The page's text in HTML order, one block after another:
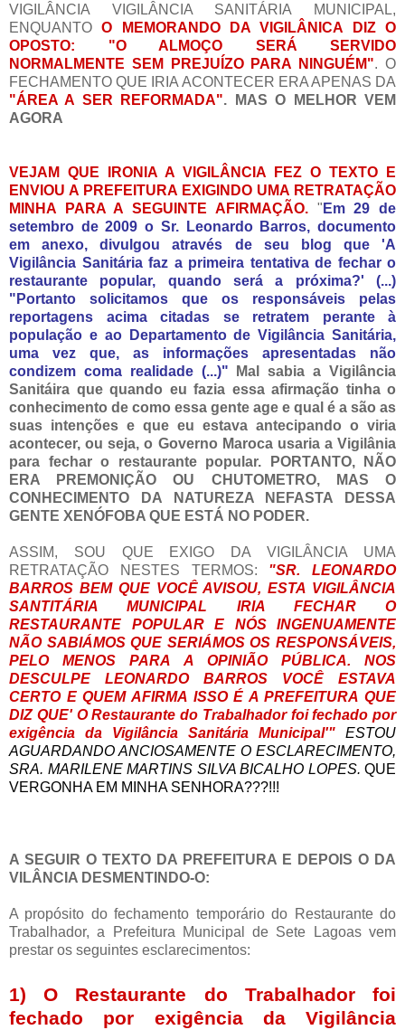
VIGILÂNCIA VIGILÂNCIA SANITÁRIA MUNICIPAL,
ENQUANTOO MEMORANDO DA VIGILÂNICA DIZ O
OPOSTO:
"O ALMOÇO SERÁ SERVIDO
NORMALMENTE SEM PREJUÍZO PARA NINGUÉM". O
FECHAMENTO QUE IRIA ACONTECER ERA APENAS DA
"ÁREA A SER REFORMADA". MAS O MELHOR VEM
AGORA
VEJAM QUE IRONIA A VIGILÂNCIA FEZ O TEXTO E
ENVIOU A PREFEITURA EXIGINDO UMA RETRATAÇÃO
MINHA PARA A SEGUINTE AFIRMAÇÃO." Em 29 de
setembro de 2009 o Sr. Leonardo Barros, documento
em anexo, divulgou através de seu blog que 'A
Vigilância Sanitária faz a primeira tentativa de fechar o
restaurante popular, quando será a próxima?' (...)
"Portanto solicitamos que os responsáveis pelas
reportagens acima citadas se retratem perante à
população e ao Departamento de Vigilância Sanitária,
uma vez que, as informações apresentadas não
condizem coma realidade (...)"
Mal sabia a Vigilância
Sanitáira que quando eu fazia essa afirmação tinha o
conhecimento de como essa gente age e qual é a são as
suas intenções e que eu estava antecipando o viria
acontecer, ou seja, o Governo Maroca usaria a Vigilânia
para fechar o restaurante popular. PORTANTO, NÃO
ERA PREMONIÇÃO OU CHUTOMETRO, MAS O
CONHECIMENTO DA NATUREZA NEFASTA DESSA
GENTE XENÓFOBA QUE ESTÁ NO PODER.
ASSIM, SOU QUE EXIGO DA VIGILÂNCIA UMA
RETRATAÇÃO NESTES TERMOS: "SR. LEONARDO
BARROS BEM QUE VOCÊ AVISOU, ESTA VIGILÂNCIA
SANTITÁRIA MUNICIPAL IRIA FECHAR O
RESTAURANTE POPULAR E NÓS INGENUAMENTE
NÃO SABIÁMOS QUE SERIÁMOS OS RESPONSÁVEIS,
PELO MENOS PARA A OPINIÃO PÚBLICA. NOS
DESCULPE LEONARDO BARROS VOCÊ ESTAVA
CERTO E QUEM AFIRMA ISSO É A PREFEITURA QUE
DIZ QUE' O Restaurante do Trabalhador foi fechado por
exigência da Vigilância Sanitária Municipal'"
ESTOU
AGUARDANDO ANCIOSAMENTE O ESCLARECIMENTO,
SRA. MARILENE MARTINS SILVA BICALHO LOPES. QUE
VERGONHA EM MINHA SENHORA???!!!
A SEGUIR O TEXTO DA PREFEITURA E DEPOIS O DA
VILÂNCIA DESMENTINDO-O:
A propósito do fechamento temporário do Restaurante do
Trabalhador, a Prefeitura Municipal de Sete Lagoas vem
prestar os seguintes esclarecimentos:
1) O Restaurante do Trabalhador foi
fechado por exigência da Vigilância